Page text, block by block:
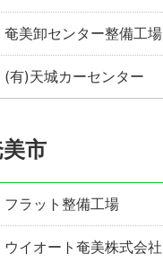
奄美卸センター整備工場
(有)天城カーセンター
市
フラット整備工場
ウイオート奄美株式会社